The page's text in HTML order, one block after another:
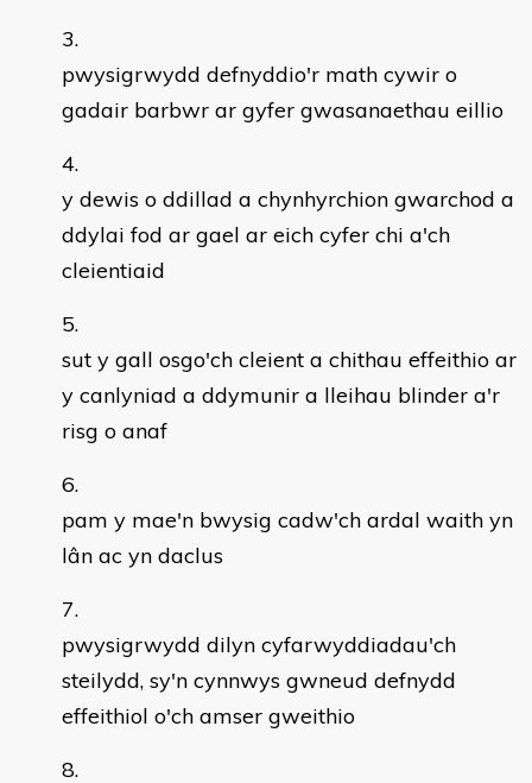
pwysigrwydd defnyddio'r math cywir o
gadair barbwr ar gyfer gwasanaethau eillio
y dewis o ddillad a chynhyrchion gwarchod a
ddylai fod ar gael ar eich cyfer chi a'ch
cleientiaid
sut y gall osgo'ch cleient a chithau effeithio ar
y canlyniad a ddymunir a lleihau blinder a'r
risg o anaf
pam y mae'n bwysig cadw'ch ardal waith yn
lân ac yn daclus
pwysigrwydd dilyn cyfarwyddiadau'ch
steilydd, sy'n cynnwys gwneud defnydd
effeithiol o'ch amser gweithio